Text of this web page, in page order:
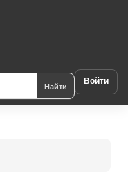
Найти Войти